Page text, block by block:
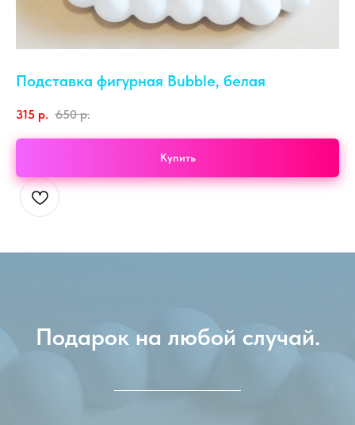
Подставка фигурная Bubble, белая
315 р. 650 р.
Купить
Подарок на любой случай.